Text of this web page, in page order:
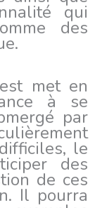
qui
des
met en
à se
par
le
des
de ces
Il pourra